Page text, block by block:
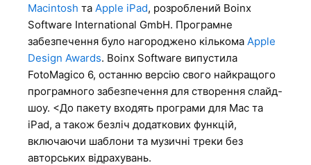
Macintosh та Apple iPad, розроблений Boinx
Software International GmbH. Програмне
забезпечення було нагороджено кількома Apple
Design Awards. Boinx Software випустила
FotoMagico 6, останню версію свого найкращого
програмного забезпечення для створення слайд-
шоу. <До пакету входять програми для Mac та
iPad, а також безліч додаткових функцій,
включаючи шаблони та музичні треки без
авторських відрахувань.